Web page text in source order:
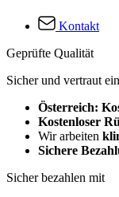
Kontakt
Geprüfte Qualität
Sicher und vertraut
Österreich:
Kostenloser
Wir arbeiten
Sichere
Sicher bezahlen mit